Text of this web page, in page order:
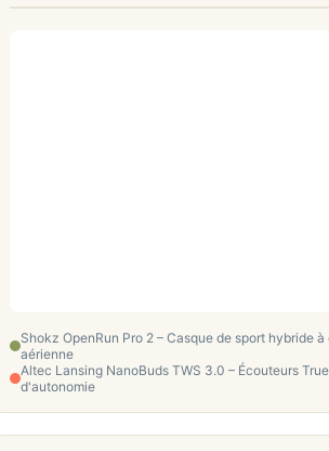
Shokz OpenRun Pro 2 – Casque de sport hybride
aérienne
Altec Lansing NanoBuds TWS 3.0 – Écouteurs
d'autonomie